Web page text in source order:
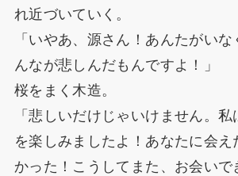
れ近づいていく。
「いやあ、源さん！あんたがい
んなが悲しんだもんですよ！」
桜をまく木造。
「悲しいだけじゃいけません。
を楽しみましたよ！あなたに会え
かった！こうしてまた、お会いで